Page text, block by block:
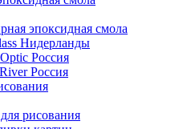
эпоксидная смола
Нидерланды
Россия
Россия
рисования